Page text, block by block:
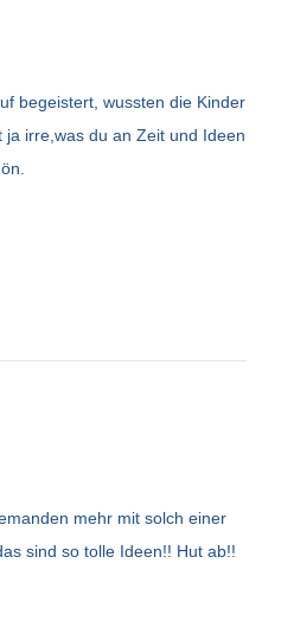
begeistert, wussten die Kinder
ja irre,was du an Zeit und Ideen
mehr mit solch einer
sind so tolle Ideen!! Hut ab!!